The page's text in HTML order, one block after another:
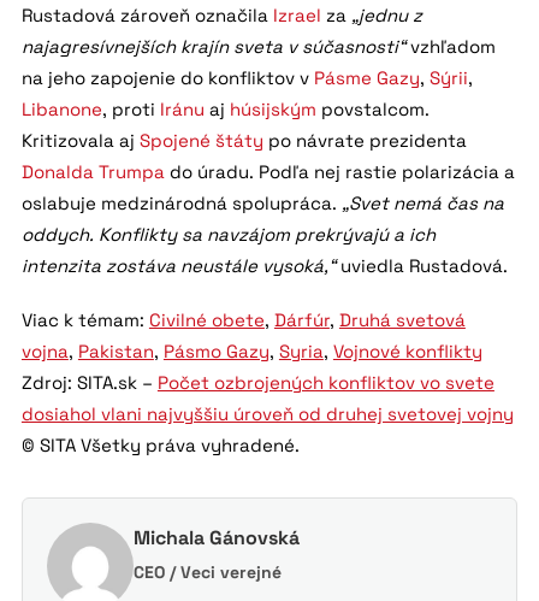
Rustadová zároveň označila Izrael za „jednu z
najagresívnejších krajín sveta v súčasnosti“vzhľadom
na jeho zapojenie do konfliktov v Pásme Gazy, Sýrii,
Libanone, proti Iránu aj húsijským povstalcom.
Kritizovala aj Spojené štáty po návrate prezidenta
Donalda Trumpa do úradu. Podľa nej rastie polarizácia a
oslabuje medzinárodná spolupráca. „Svet nemá čas na
oddych. Konflikty sa navzájom prekrývajú a ich
intenzita zostáva neustále vysoká,“uviedla Rustadová.
Viac k témam: Civilné obete, Dárfúr, Druhá svetová
vojna, Pakistan, Pásmo Gazy, Syria, Vojnové konflikty
Zdroj: SITA.sk – Počet ozbrojených konfliktov vo svete
dosiahol vlani najvyššiu úroveň od druhej svetovej vojny
© SITA Všetky práva vyhradené.
Michala Gánovská
CEO / Veci verejné